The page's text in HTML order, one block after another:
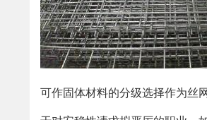
可作固体材料的分级选择作为丝